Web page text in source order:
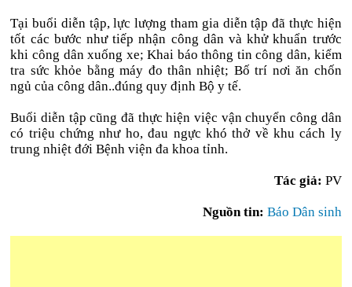
Tại buổi diễn tập, lực lượng tham gia diễn tập đã thực hiện
tốt các bước như tiếp nhận công dân và khử khuẩn trước
khi công dân xuống xe; Khai báo thông tin công dân, kiểm
tra sức khỏe bằng máy đo thân nhiệt; Bố trí nơi ăn chốn
ngủ của công dân..đúng quy định Bộ y tế.
Buổi diễn tập cũng đã thực hiện việc vận chuyển công dân
có triệu chứng như ho, đau ngực khó thở về khu cách ly
trung nhiệt đới Bệnh viện đa khoa tỉnh.
Tác giả: PV
Nguồn tin: Báo Dân sinh